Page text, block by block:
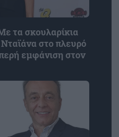
τα σκουλαρίκια
Νταϊάνα στο πλευρό
εμφάνιση στον